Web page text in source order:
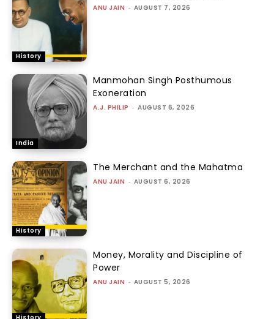
History
ANU JAIN - AUGUST 7, 2026
India
Manmohan Singh Posthumous
Exoneration
A.J. PHILIP - AUGUST 6, 2026
History
The Merchant and the Mahatma
ANU JAIN - AUGUST 6, 2026
Money, Morality and Discipline of
Power
ANU JAIN - AUGUST 5, 2026